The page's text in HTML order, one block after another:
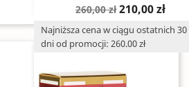
260,00 zł 210,00 zł
Najniższa cena w ciągu ostatnich 30
dni od promocji: 260.00 zł